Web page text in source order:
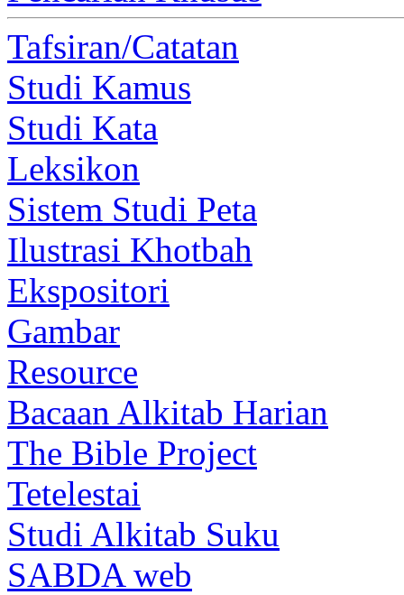
Tafsiran/Catatan
Studi Kamus
Studi Kata
Leksikon
Sistem Studi Peta
Ilustrasi Khotbah
Ekspositori
Gambar
Resource
Bacaan Alkitab Harian
The Bible Project
Tetelestai
Studi Alkitab Suku
SABDA web